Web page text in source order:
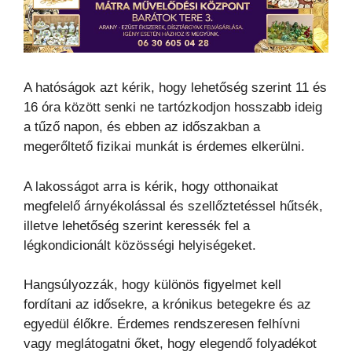
A hatóságok azt kérik, hogy lehetőség szerint 11 és
16 óra között senki ne tartózkodjon hosszabb ideig
a tűző napon, és ebben az időszakban a
megerőltető fizikai munkát is érdemes elkerülni.
A lakosságot arra is kérik, hogy otthonaikat
megfelelő árnyékolással és szellőztetéssel hűtsék,
illetve lehetőség szerint keressék fel a
légkondicionált közösségi helyiségeket.
Hangsúlyozzák, hogy különös figyelmet kell
fordítani az idősekre, a krónikus betegekre és az
egyedül élőkre. Érdemes rendszeresen felhívni
vagy meglátogatni őket, hogy elegendő folyadékot